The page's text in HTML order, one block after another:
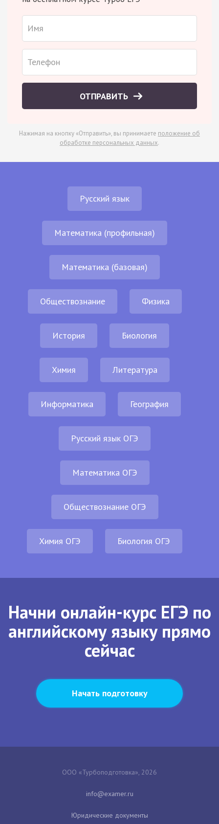
ОТПРАВИТЬ
Нажимая на кнопку «Отправить», вы принимаете положение об
обработке персональных данных.
Русский язык
Математика (профильная)
Математика (базовая)
Обществознание Физика
История Биология
Химия Литература
Информатика География
Русский язык ОГЭ
Математика ОГЭ
Обществознание ОГЭ
Химия ОГЭ Биология ОГЭ
Начни онлайн-курс ЕГЭ по
английскому языку прямо
сейчас
Начать подготовку
ООО «Турбоподготовка», 2026
Юридические документы